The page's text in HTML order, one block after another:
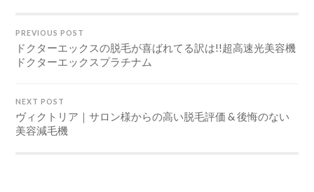
PREVIOUS POST
ドクターエックスの脱毛が喜ばれてる訳は!!超高速光美容機
ドクターエックスプラチナム
NEXT POST
ヴィクトリア｜サロン様からの高い脱毛評価 & 後悔のない
美容減毛機